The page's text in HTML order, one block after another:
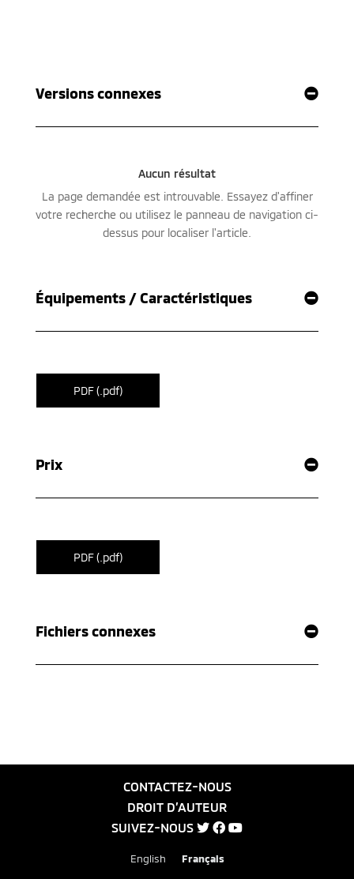
Versions connexes
Équipements / Caractéristiques
PDF (.pdf)
Prix
PDF (.pdf)
Fichiers connexes
CONTACTEZ-NOUS
DROIT D’AUTEUR
SUIVEZ-NOUS
English Français